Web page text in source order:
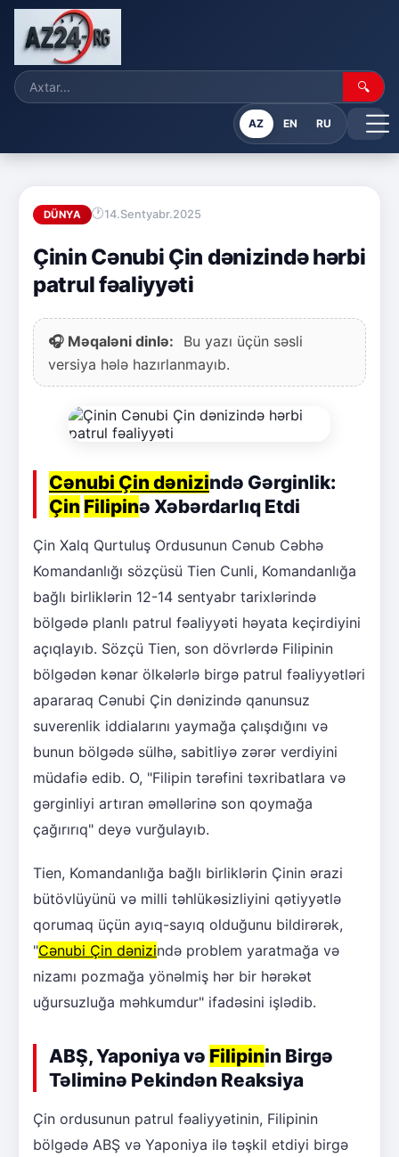
🔍
AZ EN RU
DÜNYA 14.Sentyabr.2025
Çinin Cənubi Çin dənizində hərbi
patrul fəaliyyəti
🎧 Məqaləni dinlə:
Bu yazı üçün səsli
versiya hələ hazırlanmayıb.
Cənubi Çin dənizində Gərginlik:
Çin Filipinə Xəbərdarlıq Etdi
Çin Xalq Qurtuluş Ordusunun Cənub Cəbhə
Komandanlığı sözçüsü Tien Cunli, Komandanlığa
bağlı birliklərin 12-14 sentyabr tarixlərində
bölgədə planlı patrul fəaliyyəti həyata keçirdiyini
açıqlayıb. Sözçü Tien, son dövrlərdə Filipinin
bölgədən kənar ölkələrlə birgə patrul fəaliyyətləri
apararaq Cənubi Çin dənizində qanunsuz
suverenlik iddialarını yaymağa çalışdığını və
bunun bölgədə sülhə, sabitliyə zərər verdiyini
müdafiə edib. O, "Filipin tərəfini təxribatlara və
gərginliyi artıran əməllərinə son qoymağa
çağırırıq" deyə vurğulayıb.
Tien, Komandanlığa bağlı birliklərin Çinin ərazi
bütövlüyünü və milli təhlükəsizliyini qətiyyətlə
qorumaq üçün ayıq-sayıq olduğunu bildirərək,
"Cənubi Çin dənizində problem yaratmağa və
nizamı pozmağa yönəlmiş hər bir hərəkət
uğursuzluğa məhkumdur" ifadəsini işlədib.
ABŞ, Yaponiya və Filipinin Birgə
Təliminə Pekindən Reaksiya
Çin ordusunun patrul fəaliyyətinin, Filipinin
bölgədə ABŞ və Yaponiya ilə təşkil etdiyi birgə